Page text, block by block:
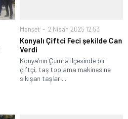
Manşet 2 Nisan 2025 12:53
Konyalı Çiftci Feci şekilde Can
Verdi
Konya’nın Çumra ilçesinde bir
çiftçi, taş toplama makinesine
sıkışan taşları...